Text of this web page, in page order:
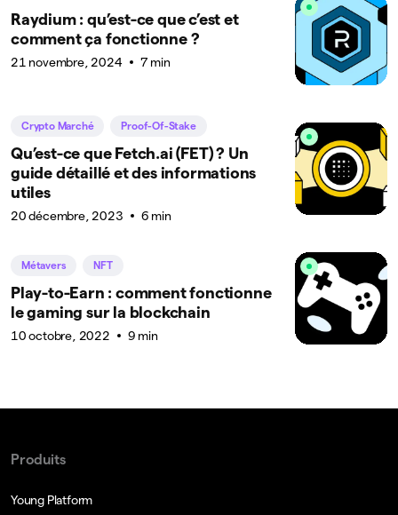
Raydium : qu’est-ce que c’est et
comment ça fonctionne ?
21 novembre, 2024 7 min
Crypto Marché Proof-Of-Stake
Qu’est-ce que Fetch.ai (FET) ? Un
guide détaillé et des informations
utiles
20 décembre, 2023 6 min
Métavers NFT
Play-to-Earn : comment fonctionne
le gaming sur la blockchain
10 octobre, 2022 9 min
Produits
Young Platform